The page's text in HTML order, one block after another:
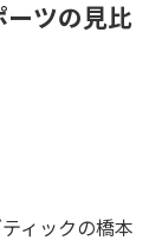
ーツの見比
ィックの橋本